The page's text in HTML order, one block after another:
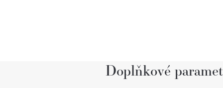
Doplňkové